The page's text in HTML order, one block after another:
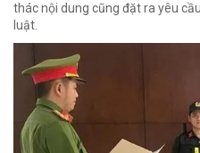
thác nội dung cũng đặt ra yêu
luật.